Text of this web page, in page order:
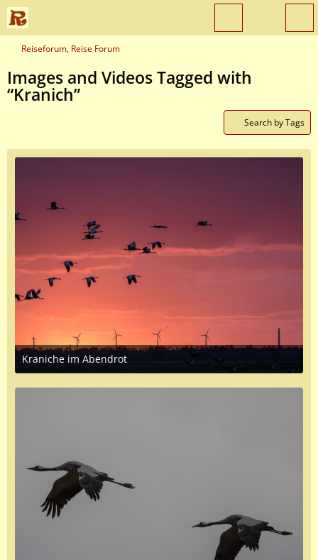
Reiseforum, Reise Forum
Images and Videos Tagged with
“Kranich”
Search by Tags
Kraniche im Abendrot
October 7, 2016 at 7:53 PM
4